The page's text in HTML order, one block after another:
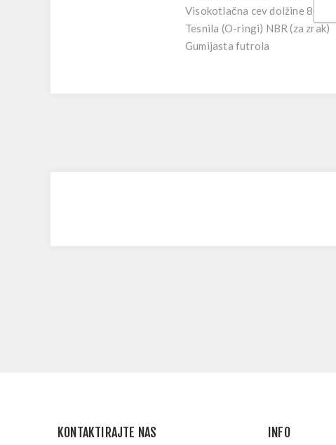
Visokotlačna cev dolžine 80 cm
Tesnila (O-ringi) NBR (za zrak)
Gumijasta futrola
KONTAKTIRAJTE NAS INFO